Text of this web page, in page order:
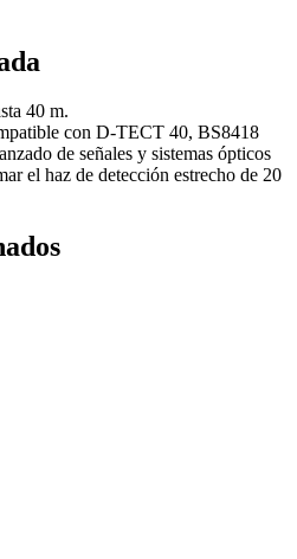
40 m.
con D-TECT 40, BS8418
de señales y sistemas ópticos
el haz de detección estrecho de 20